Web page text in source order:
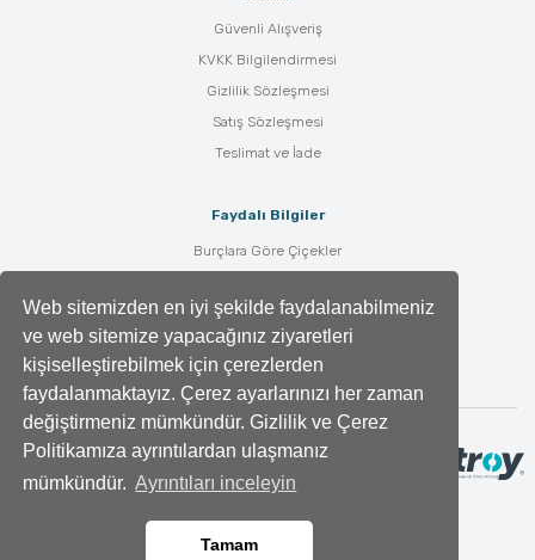
Web sitemizden en iyi şekilde faydalanabilmeniz
ve web sitemize yapacağınız ziyaretleri
kişiselleştirebilmek için çerezlerden
faydalanmaktayız. Çerez ayarlarınızı her zaman
değiştirmeniz mümkündür. Gizlilik ve Çerez
Politikamıza ayrıntılardan ulaşmanız
mümkündür. Ayrıntıları inceleyin
Tamam
Güvenli Alışveriş
KVKK Bilgilendirmesi
Gizlilik Sözleşmesi
Satış Sözleşmesi
Teslimat ve İade
Faydalı Bilgiler
Burçlara Göre Çiçekler
Çiçek Anlamları
Tüm Blog Yazıları